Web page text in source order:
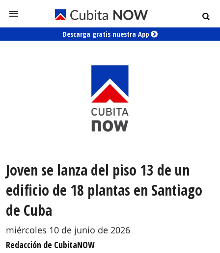
Descarga gratis nuestra App
Joven se lanza del piso 13 de un
edificio de 18 plantas en Santiago
de Cuba
miércoles 10 de junio de 2026
Redacción de CubitaNOW